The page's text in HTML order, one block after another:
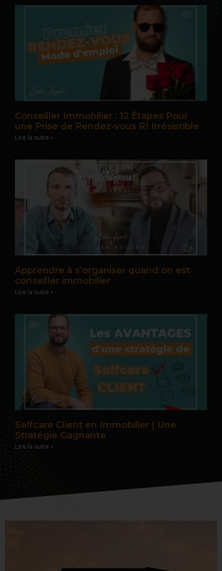
Conseiller Immobilier : 12 Étapes Pour
une Prise de Rendez-vous R1 Irrésistible
Lire la suite »
Apprendre à s’organiser quand on est
conseiller immobilier
Lire la suite »
Selfcare Client en Immobilier | Une
Stratégie Gagnante
Lire la suite »